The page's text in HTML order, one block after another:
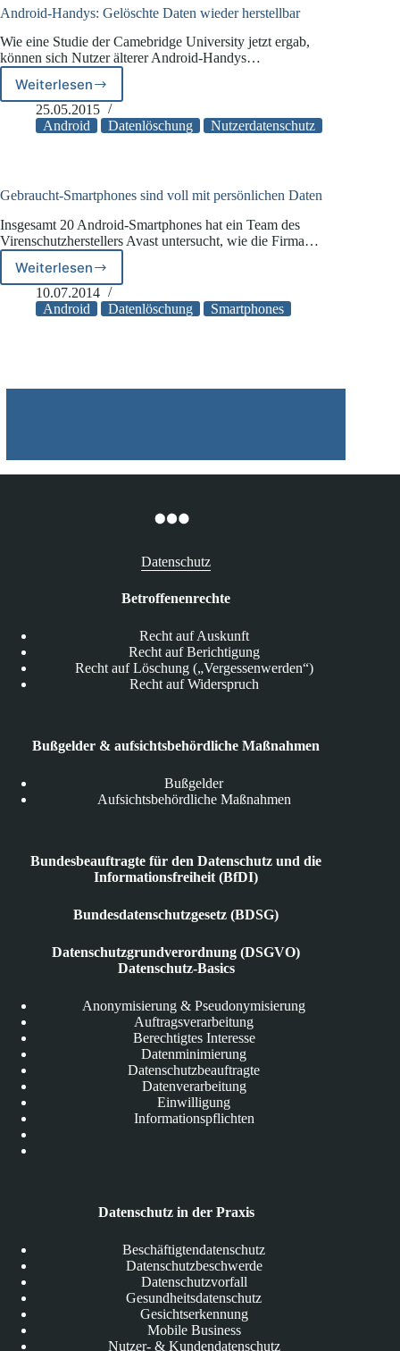
KDG
(Teil
4):
Was
passiert
bei
einem
Kirchenaustritt
Android-Handys: Gelöschte Daten wieder herstellbar
Wie eine Studie der Camebridge University jetzt ergab,
können sich Nutzer älterer Android-Handys…
Weiterlesen
Android-
Handys:
Gelöschte
25.05.2015
Android
Datenlöschung Nutzerdatenschutz
Gebraucht-Smartphones sind voll mit persönlichen Daten
Insgesamt 20 Android-Smartphones hat ein Team des
Virenschutzherstellers Avast untersucht, wie die Firma…
WeiterlesenGebraucht-
Smartphones
sind
10.07.2014
Android
Datenlöschung Smartphones
Datenschutz
Betroffenenrechte
Recht auf Auskunft
Recht auf Berichtigung
Recht auf Löschung („Vergessenwerden“)
Recht auf Widerspruch
Bußgelder & aufsichtsbehördliche Maßnahmen
Bußgelder
Aufsichtsbehördliche Maßnahmen
Bundesbeauftragte für den Datenschutz und die
Informationsfreiheit (BfDI)
Bundesdatenschutzgesetz (BDSG)
Datenschutzgrundverordnung (DSGVO)
Datenschutz-Basics
Anonymisierung & Pseudonymisierung
Auftragsverarbeitung
Berechtigtes Interesse
Datenminimierung
Datenschutzbeauftragte
Datenverarbeitung
Einwilligung
Informationspflichten
Datenschutz in der Praxis
Beschäftigtendatenschutz
Datenschutzbeschwerde
Datenschutzvorfall
Gesundheitsdatenschutz
Gesichtserkennung
Mobile Business
Nutzer- & Kundendatenschutz